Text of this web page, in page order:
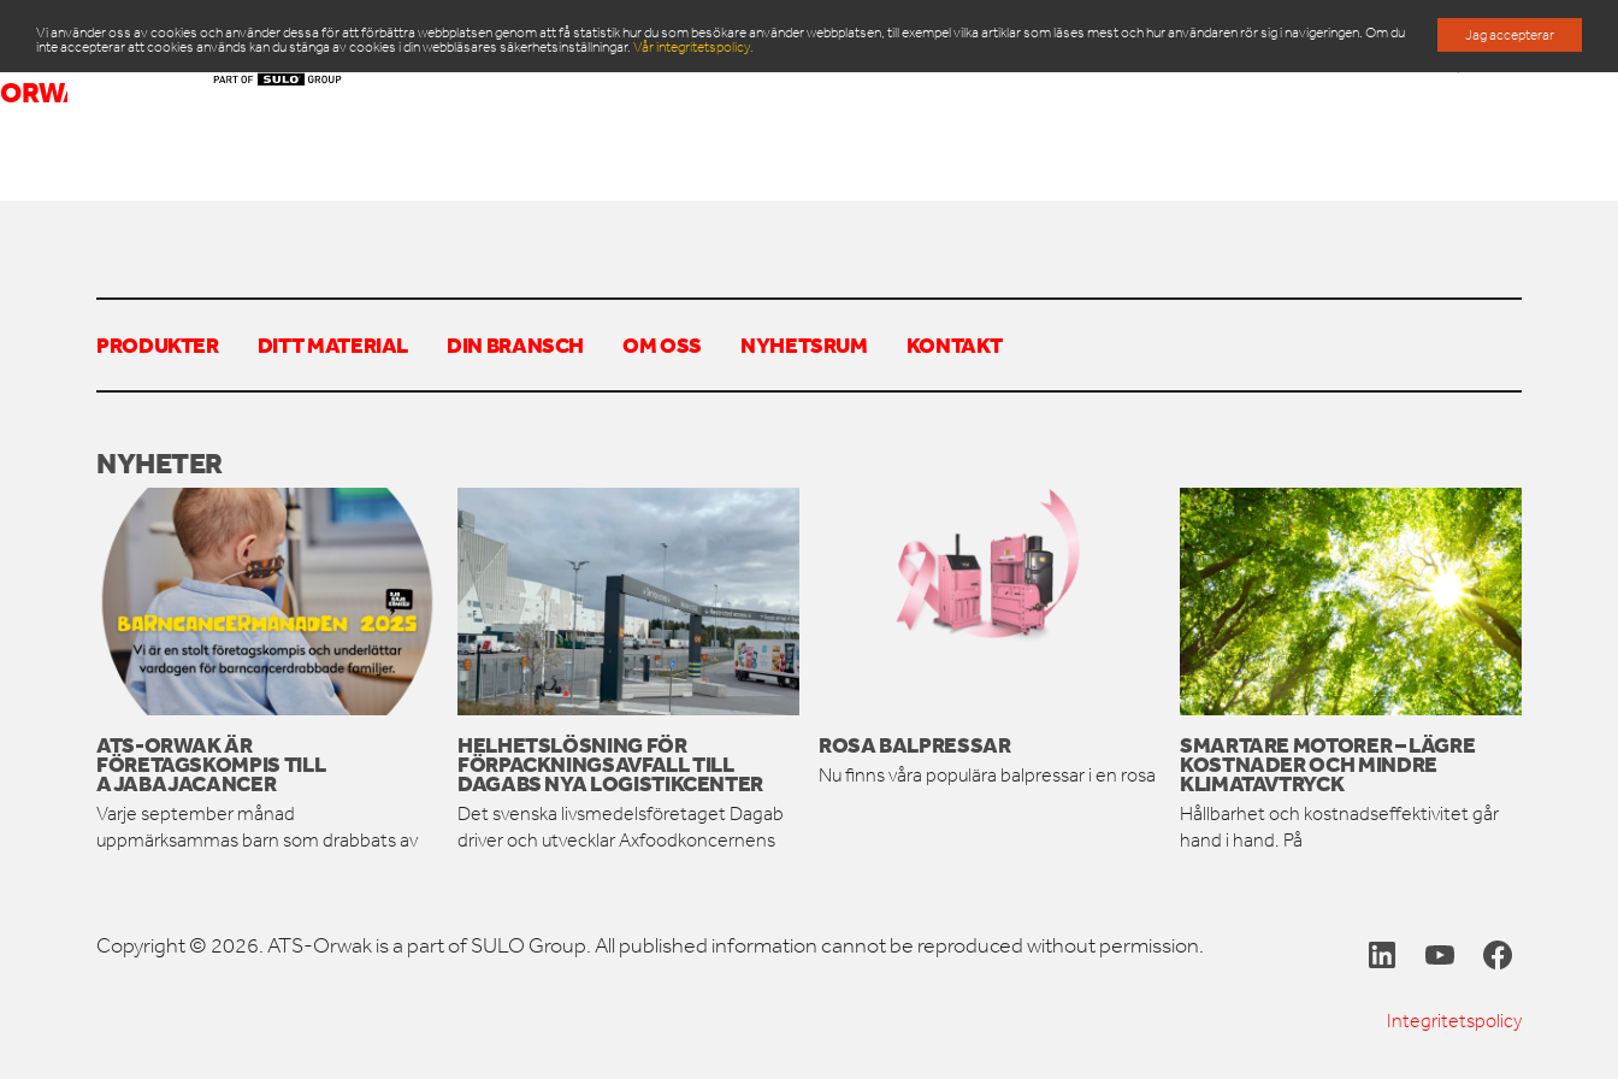
Jag accepterar
Vi använder oss av cookies och använder dessa för att förbättra webbplatsen genom att få statistik hur du som besökare använder webbplatsen, till exempel vilka artiklar som läses mest och hur användaren rör sig i navigeringen. Om du
inte accepterar att cookies används kan du stänga av cookies i din webbläsares säkerhetsinställningar.Vår integritetspolicy.
PRODUKTER SERVICE & RESERVDELAR
ORWAK COMPACT 3110_IMG1_LR
PRODUKTER DITT MATERIAL DIN BRANSCH OM OSS NYHETSRUM KONTAKT
NYHETER
ATS-ORWAK ÄR
FÖRETAGSKOMPIS TILL
AJABAJACANCER
Varje september månad
uppmärksammas barn som drabbats av
HELHETSLÖSNING FÖR
FÖRPACKNINGSAVFALL TILL
DAGABS NYA LOGISTIKCENTER
Det svenska livsmedelsföretaget Dagab
driver och utvecklar Axfoodkoncernens
ROSA BALPRESSAR
Nu finns våra populära balpressar i en rosa
SMARTARE MOTORER – LÄGRE
KOSTNADER OCH MINDRE
KLIMATAVTRYCK
Hållbarhet och kostnadseffektivitet går
hand i hand. På
Copyright © 2026. ATS-Orwak is a part of SULO Group. All published information cannot be reproduced without permission.
Integritetspolicy